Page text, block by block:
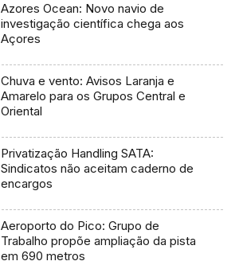
Azores Ocean: Novo navio de
investigação científica chega aos
Açores
Chuva e vento: Avisos Laranja e
Amarelo para os Grupos Central e
Oriental
Privatização Handling SATA:
Sindicatos não aceitam caderno de
encargos
Aeroporto do Pico: Grupo de
Trabalho propõe ampliação da pista
em 690 metros